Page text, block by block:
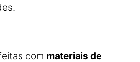
com materiais de